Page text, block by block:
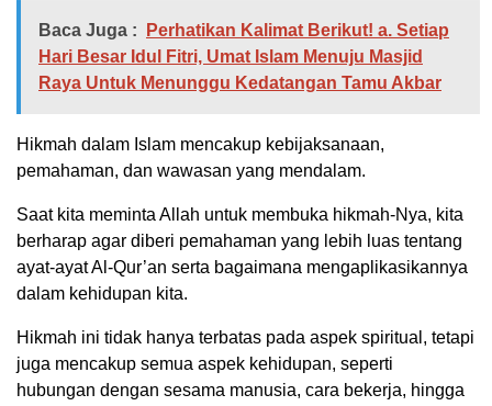
Baca Juga :
Perhatikan Kalimat Berikut! a. Setiap
Hari Besar Idul Fitri, Umat Islam Menuju Masjid
Raya Untuk Menunggu Kedatangan Tamu Akbar
Hikmah dalam Islam mencakup kebijaksanaan,
pemahaman, dan wawasan yang mendalam.
Saat kita meminta Allah untuk membuka hikmah-Nya, kita
berharap agar diberi pemahaman yang lebih luas tentang
ayat-ayat Al-Qur’an serta bagaimana mengaplikasikannya
dalam kehidupan kita.
Hikmah ini tidak hanya terbatas pada aspek spiritual, tetapi
juga mencakup semua aspek kehidupan, seperti
hubungan dengan sesama manusia, cara bekerja, hingga